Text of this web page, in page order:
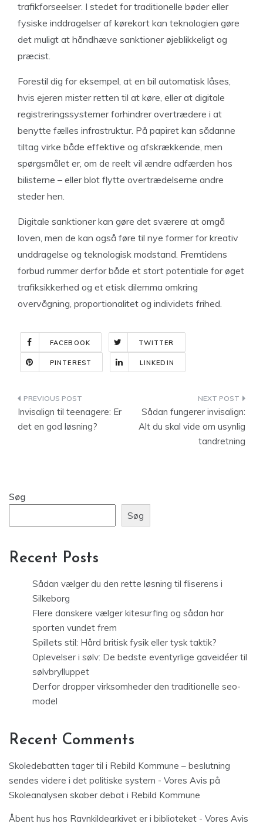
trafikforseelser. I stedet for traditionelle bøder eller
fysiske inddragelser af kørekort kan teknologien gøre
det muligt at håndhæve sanktioner øjeblikkeligt og
præcist.
Forestil dig for eksempel, at en bil automatisk låses,
hvis ejeren mister retten til at køre, eller at digitale
registreringssystemer forhindrer overtrædere i at
benytte fælles infrastruktur. På papiret kan sådanne
tiltag virke både effektive og afskrækkende, men
spørgsmålet er, om de reelt vil ændre adfærden hos
bilisterne – eller blot flytte overtrædelserne andre
steder hen.
Digitale sanktioner kan gøre det sværere at omgå
loven, men de kan også føre til nye former for kreativ
unddragelse og teknologisk modstand. Fremtidens
forbud rummer derfor både et stort potentiale for øget
trafiksikkerhed og et etisk dilemma omkring
overvågning, proportionalitet og individets frihed.
FACEBOOK TWITTER
PINTEREST LINKEDIN
Indlægsnavigation
Invisalign til teenagere: Er
det en god løsning?
Sådan fungerer invisalign:
Alt du skal vide om usynlig
tandretning
Søg
Søg
Recent Posts
Sådan vælger du den rette løsning til fliserens i
Silkeborg
Flere danskere vælger kitesurfing og sådan har
sporten vundet frem
Spillets stil: Hård britisk fysik eller tysk taktik?
Oplevelser i sølv: De bedste eventyrlige gaveidéer til
sølvbrylluppet
Derfor dropper virksomheder den traditionelle seo-
model
Recent Comments
Skoledebatten tager til i Rebild Kommune – beslutning
sendes videre i det politiske system - Vores Avis på
Skoleanalysen skaber debat i Rebild Kommune
Åbent hus hos Ravnkildearkivet er i biblioteket - Vores Avis